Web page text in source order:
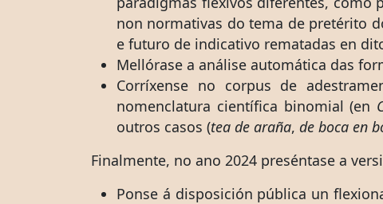
non normativas do tema de pretérito
e futuro de indicativo rematadas en
Mellórase a análise automática das
Corríxense no corpus de
nomenclatura científica binomial (en
outros casos (tea de araña, de boca en
Finalmente, no ano 2024 preséntase a
Ponse á disposición pública un